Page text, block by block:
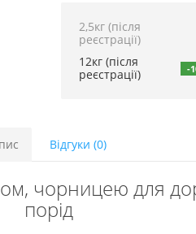
2,5кг (після
реєстрації)
12кг (після
реєстрації)
-
Відгуки (0)
чорницею для
порід